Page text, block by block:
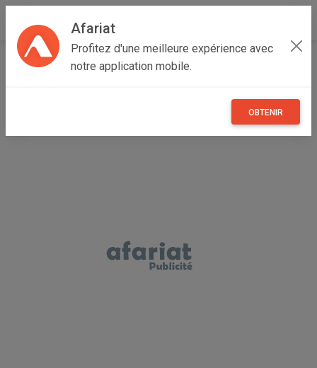
Afariat
Profitez d'une meilleure expérience avec
notre application mobile.
OBTENIR
Accueil Maisons et enfants Grand Tunis